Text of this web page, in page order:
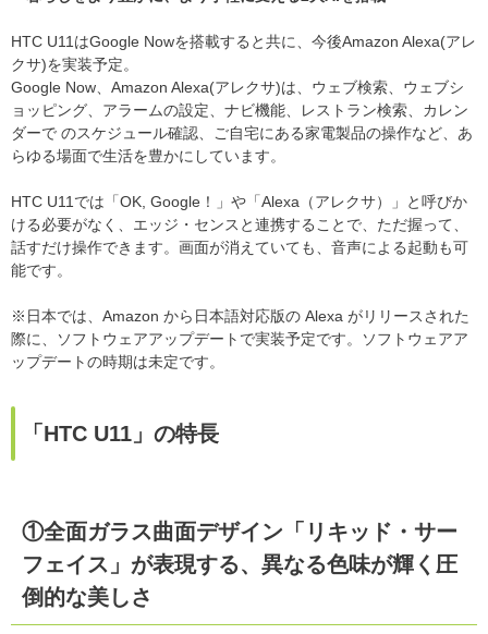
HTC U11はGoogle Nowを搭載すると共に、今後Amazon Alexa(アレ
クサ)を実装予定。
Google Now、Amazon Alexa(アレクサ)は、ウェブ検索、ウェブシ
ョッピング、アラームの設定、ナビ機能、レストラン検索、カレン
ダーで のスケジュール確認、ご自宅にある家電製品の操作など、あ
らゆる場面で生活を豊かにしています。
HTC U11では「OK, Google！」や「Alexa（アレクサ）」と呼びか
ける必要がなく、エッジ・センスと連携することで、ただ握って、
話すだけ操作できます。画面が消えていても、音声による起動も可
能です。
※日本では、Amazon から日本語対応版の Alexa がリリースされた
際に、ソフトウェアアップデートで実装予定です。ソフトウェアア
ップデートの時期は未定です。
「HTC U11」の特長
①全面ガラス曲面デザイン「リキッド・サー
フェイス」が表現する、異なる色味が輝く圧
倒的な美しさ